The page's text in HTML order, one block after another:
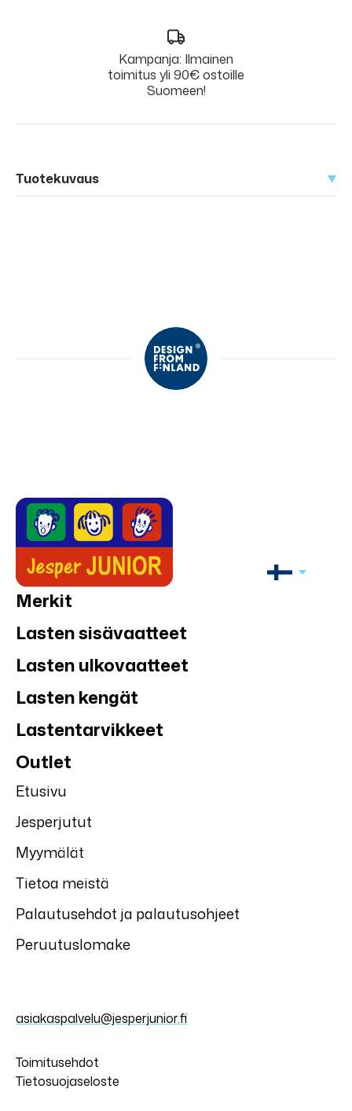
Kampanja: Ilmainen
toimitus yli 90€ ostoille
Suomeen!
Tuotekuvaus
Merkit
Lasten sisävaatteet
Lasten ulkovaatteet
Lasten kengät
Lastentarvikkeet
Outlet
Etusivu
Jesperjutut
Myymälät
Tietoa meistä
Palautusehdot ja palautusohjeet
Peruutuslomake
asiakaspalvelu@jesperjunior.fi
Toimitusehdot
Tietosuojaseloste